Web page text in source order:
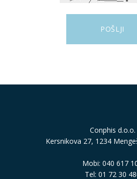
Conphis d.o.o.
Kersnikova 27, 1234
Mobi: 040 617
Tel: 01 72 30